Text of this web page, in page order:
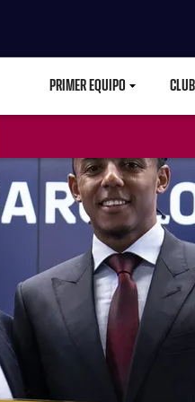
PRIMER EQUIPO CLUB